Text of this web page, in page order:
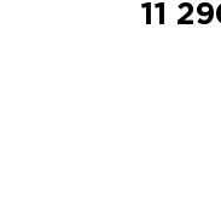
11